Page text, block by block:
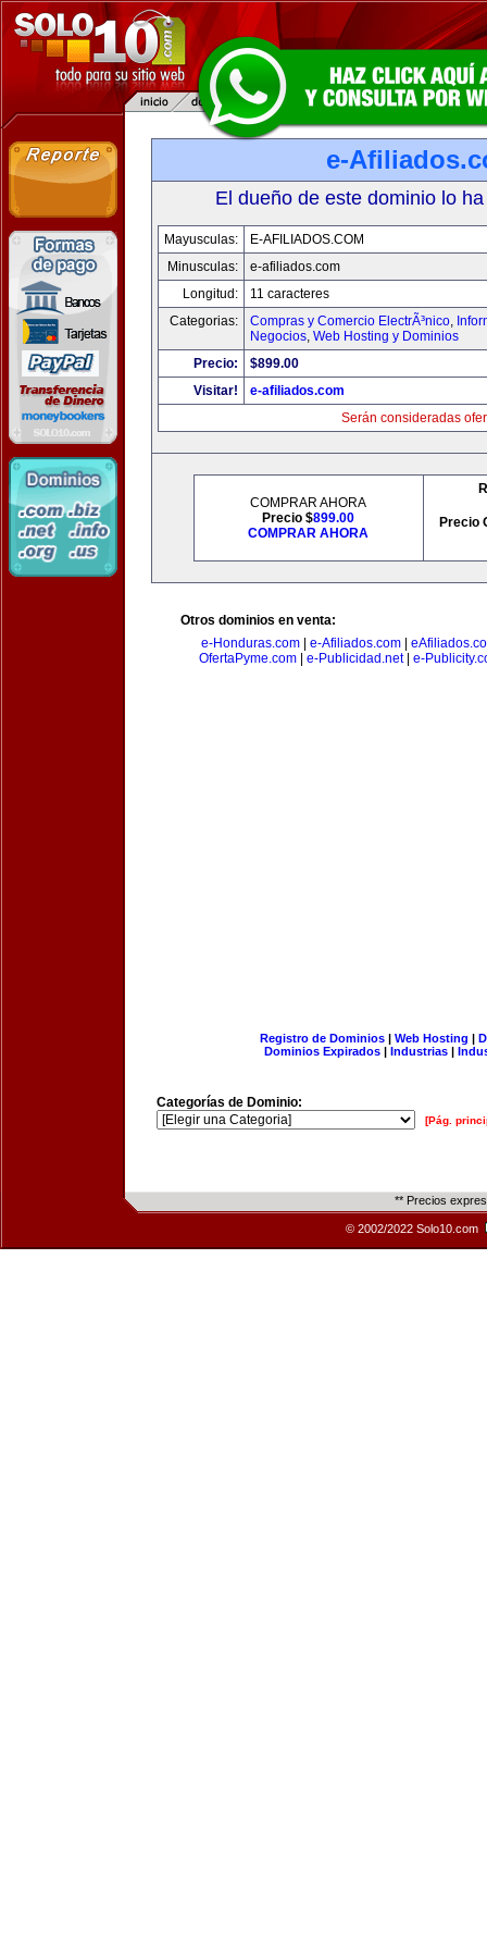
e-
El dueño de este dominio lo
Mayusculas:
E-AFILIADOS.COM
Minusculas:
e-afiliados.com
Longitud:
11 caracteres
Categorias:
Compras y Comercio ElectrÃ³nico,
Negocios, Web Hosting y Dominios
Precio:
$899.00
Visitar!
e-afiliados.com
Serán consideradas
COMPRAR AHORA
Precio $899.00
COMPRAR AHORA
Precio
Otros dominios en venta:
e-Honduras.com| e-Afiliados.com|
OfertaPyme.com| e-Publicidad.net| e-
Registro de Dominios| Web Hosting |
Dominios Expirados | Industrias |
Categorías de Dominio:
[Pág.
** Precios
© 2002/2022 Solo10.com